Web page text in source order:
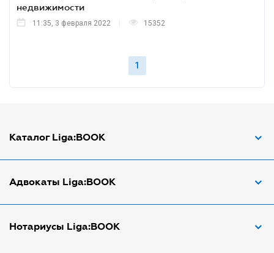
недвижимости
11:35, 3 февраля 2022 15352
1
Каталог Liga:BOOK
Адвокат по трудовым спорам
Арбитражный управляющий
Адвокаты Liga:BOOK
Адвокаты в Днепре
Нотариусы Liga:BOOK